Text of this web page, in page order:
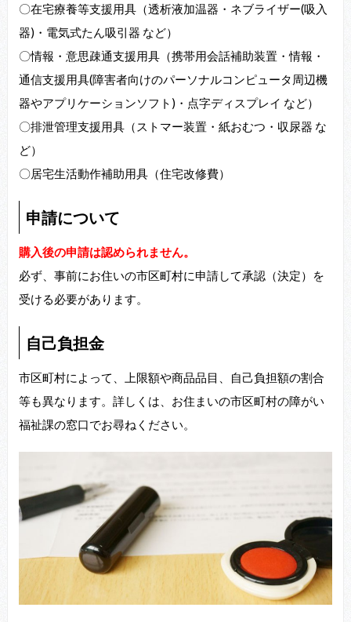
〇在宅療養等支援用具（透析液加温器・ネブライザー(吸入
器)・電気式たん吸引器 など）
〇情報・意思疎通支援用具（携帯用会話補助装置・情報・
通信支援用具(障害者向けのパーソナルコンピュータ周辺機
器やアプリケーションソフト)・点字ディスプレイ など）
〇排泄管理支援用具（ストマー装置・紙おむつ・収尿器 な
ど）
〇居宅生活動作補助用具（住宅改修費）
申請について
購入後の申請は認められません。
必ず、事前にお住いの市区町村に申請して承認（決定）を
受ける必要があります。
自己負担金
市区町村によって、上限額や商品品目、自己負担額の割合
等も異なります。詳しくは、お住まいの市区町村の障がい
福祉課の窓口でお尋ねください。